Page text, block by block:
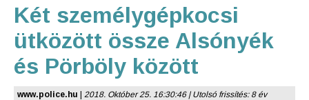
Két személygépkocsi
ütközött össze Alsónyék
és Pörböly között
www.police.hu 2018. Október 25. 16:30:46 | Utolsó frissítés: 8 év